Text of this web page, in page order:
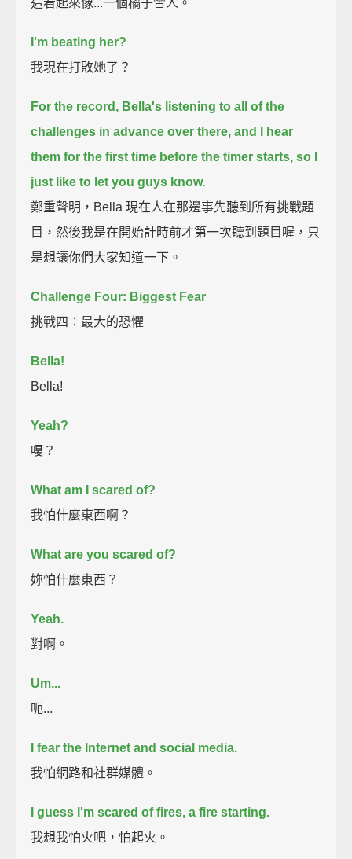
I'm beating her?
我現在打敗她了？
For the record, Bella's listening to all of the
challenges in advance over there, and I hear
them for the first time before the timer starts, so I
just like to let you guys know.
鄭重聲明，Bella 現在人在那邊事先聽到所有挑戰題
目，然後我是在開始計時前才第一次聽到題目喔，只
是想讓你們大家知道一下。
Challenge Four: Biggest Fear
挑戰四：最大的恐懼
Bella!
Bella!
Yeah?
嗄？
What am I scared of?
我怕什麼東西啊？
What are you scared of?
妳怕什麼東西？
Yeah.
對啊。
Um...
呃...
I fear the Internet and social media.
我怕網路和社群媒體。
I guess I'm scared of fires, a fire starting.
我想我怕火吧，怕起火。